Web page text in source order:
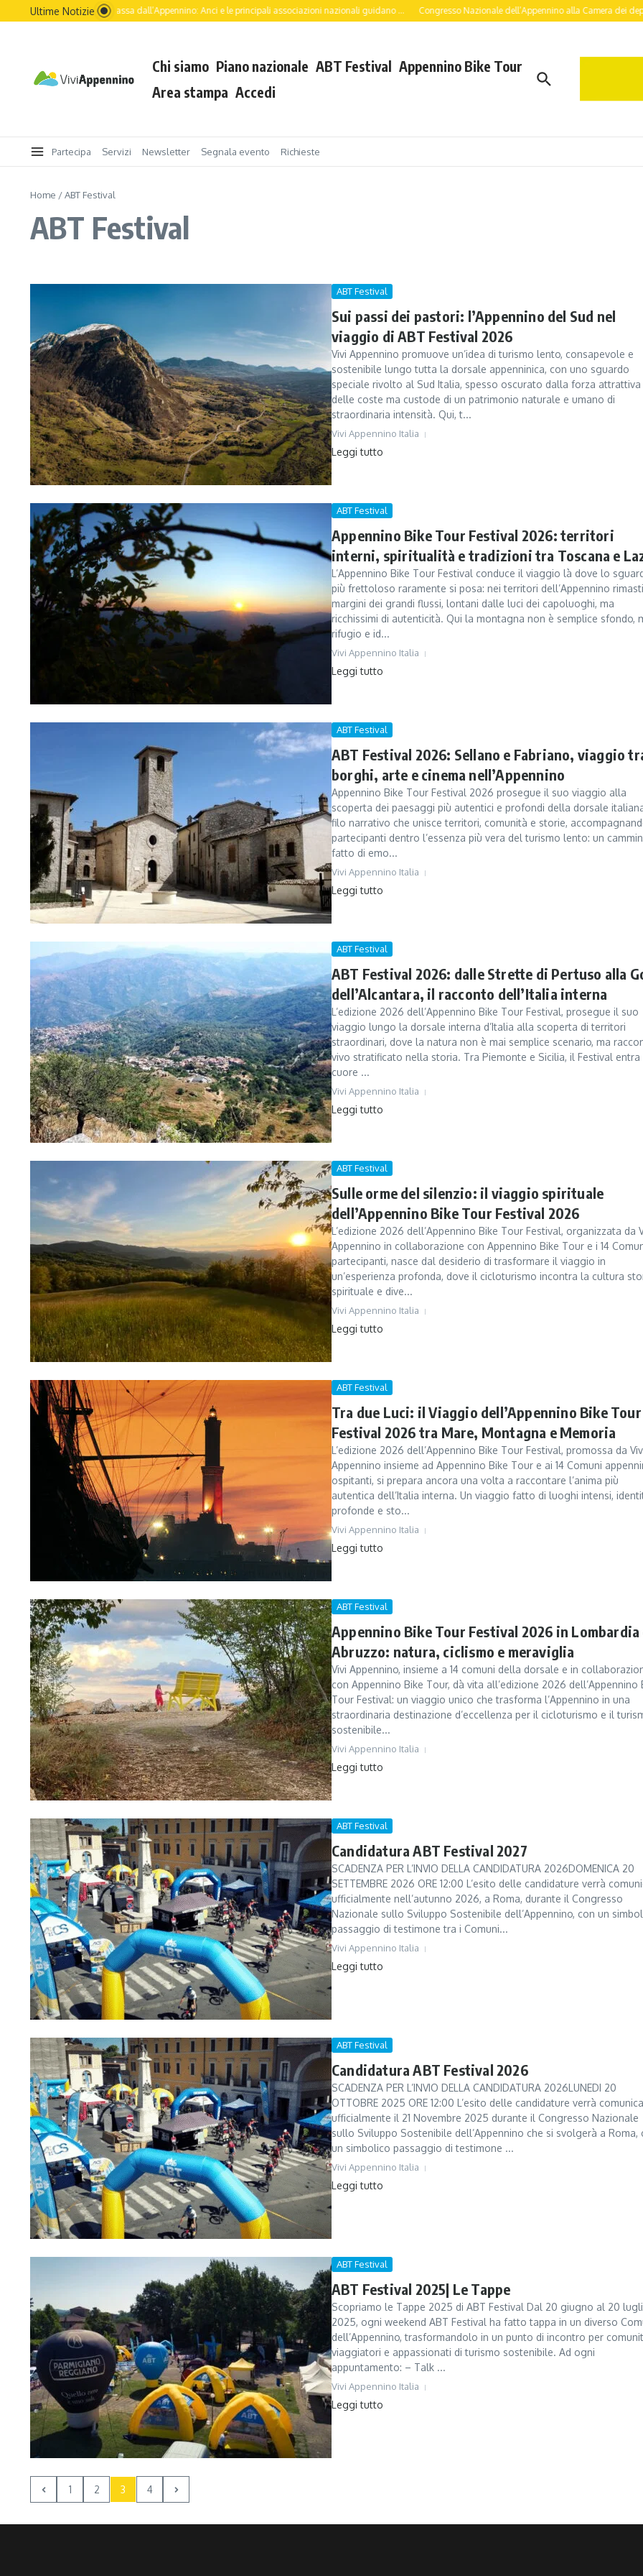
Salta al contenuto
Ultime Notizie
Il futuro dell’Italia passa dall’Appennino: Anci e le principali associazioni nazionali guidano ... Congresso Nazionale dell’Appennino alla Camera dei
Chi siamo Piano nazionale ABT Festival Appennino Bike Tour
Area stampa Accedi
Partecipa Servizi Newsletter Segnala evento Richieste
Home /ABT Festival
ABT Festival
ABT Festival
Sui passi dei pastori: l’Appennino del Sud nel
viaggio di ABT Festival 2026
Vivi Appennino promuove un’idea di turismo lento, consapevole e
sostenibile lungo tutta la dorsale appenninica, con uno sguardo
speciale rivolto al Sud Italia, spesso oscurato dalla forza attrattiva
delle coste ma custode di un patrimonio naturale e umano di
straordinaria intensità. Qui, t...
Vivi Appennino Italia
Leggi tutto
ABT Festival
Appennino Bike Tour Festival 2026: territori
interni, spiritualità e tradizioni tra Toscana e
L’Appennino Bike Tour Festival conduce il viaggio là dove lo
più frettoloso raramente si posa: nei territori dell’Appennino
margini dei grandi flussi, lontani dalle luci dei capoluoghi, ma
ricchissimi di autenticità. Qui la montagna non è semplice sfondo,
rifugio e id...
Vivi Appennino Italia
Leggi tutto
ABT Festival
ABT Festival 2026: Sellano e Fabriano, viaggio
borghi, arte e cinema nell’Appennino
Appennino Bike Tour Festival 2026 prosegue il suo viaggio alla
scoperta dei paesaggi più autentici e profondi della dorsale
filo narrativo che unisce territori, comunità e storie,
partecipanti dentro l’essenza più vera del turismo lento: un
fatto di emo...
Vivi Appennino Italia
Leggi tutto
ABT Festival
ABT Festival 2026: dalle Strette di Pertuso alla
dell’Alcantara, il racconto dell’Italia interna
L’edizione 2026 dell’Appennino Bike Tour Festival, prosegue il suo
viaggio lungo la dorsale interna d’Italia alla scoperta di territori
straordinari, dove la natura non è mai semplice scenario, ma
vivo stratificato nella storia. Tra Piemonte e Sicilia, il Festival entra
cuore ...
Vivi Appennino Italia
Leggi tutto
ABT Festival
Sulle orme del silenzio: il viaggio spirituale
dell’Appennino Bike Tour Festival 2026
L’edizione 2026 dell’Appennino Bike Tour Festival, organizzata da
Appennino in collaborazione con Appennino Bike Tour e i 14
partecipanti, nasce dal desiderio di trasformare il viaggio in
un’esperienza profonda, dove il cicloturismo incontra la cultura
spirituale e dive...
Vivi Appennino Italia
Leggi tutto
ABT Festival
Tra due Luci: il Viaggio dell’Appennino Bike Tour
Festival 2026 tra Mare, Montagna e Memoria
L’edizione 2026 dell’Appennino Bike Tour Festival, promossa da
Appennino insieme ad Appennino Bike Tour e ai 14 Comuni
ospitanti, si prepara ancora una volta a raccontare l’anima più
autentica dell’Italia interna. Un viaggio fatto di luoghi intensi,
profonde e sto...
Vivi Appennino Italia
Leggi tutto
ABT Festival
Appennino Bike Tour Festival 2026 in Lombardia
Abruzzo: natura, ciclismo e meraviglia
Vivi Appennino, insieme a 14 comuni della dorsale e in
con Appennino Bike Tour, dà vita all’edizione 2026 dell’Appennino
Tour Festival: un viaggio unico che trasforma l’Appennino in una
straordinaria destinazione d’eccellenza per il cicloturismo e il
sostenibile...
Vivi Appennino Italia
Leggi tutto
ABT Festival
Candidatura ABT Festival 2027
SCADENZA PER L’INVIO DELLA CANDIDATURA 2026DOMENICA 20
SETTEMBRE 2026 ORE 12:00 L’esito delle candidature verrà
ufficialmente nell’autunno 2026, a Roma, durante il Congresso
Nazionale sullo Sviluppo Sostenibile dell’Appennino, con un
passaggio di testimone tra i Comuni...
Vivi Appennino Italia
Leggi tutto
ABT Festival
Candidatura ABT Festival 2026
SCADENZA PER L’INVIO DELLA CANDIDATURA 2026LUNEDI 20
OTTOBRE 2025 ORE 12:00 L’esito delle candidature verrà
ufficialmente il 21 Novembre 2025 durante il Congresso Nazionale
sullo Sviluppo Sostenibile dell’Appennino che si svolgerà a Roma,
un simbolico passaggio di testimone ...
Vivi Appennino Italia
Leggi tutto
ABT Festival
ABT Festival 2025| Le Tappe
Scopriamo le Tappe 2025 di ABT Festival Dal 20 giugno al 20
2025, ogni weekend ABT Festival ha fatto tappa in un diverso
dell’Appennino, trasformandolo in un punto di incontro per
viaggiatori e appassionati di turismo sostenibile. Ad ogni
appuntamento: – Talk ...
Vivi Appennino Italia
Leggi tutto
1 2 3 4